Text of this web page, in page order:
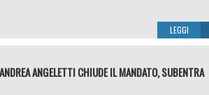
LEGGI
ANGELETTI CHIUDE IL MANDATO, SUBENTRA